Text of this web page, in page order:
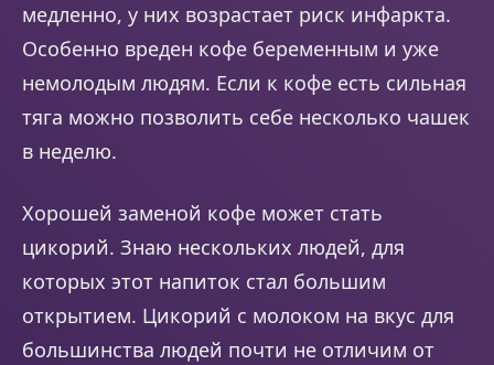
медленно, у них возрастает риск инфаркта.
Особенно вреден кофе беременным и уже
немолодым людям. Если к кофе есть сильная
тяга можно позволить себе несколько чашек
в неделю.
Хорошей заменой кофе может стать
цикорий. Знаю нескольких людей, для
которых этот напиток стал большим
открытием. Цикорий с молоком на вкус для
большинства людей почти не отличим от